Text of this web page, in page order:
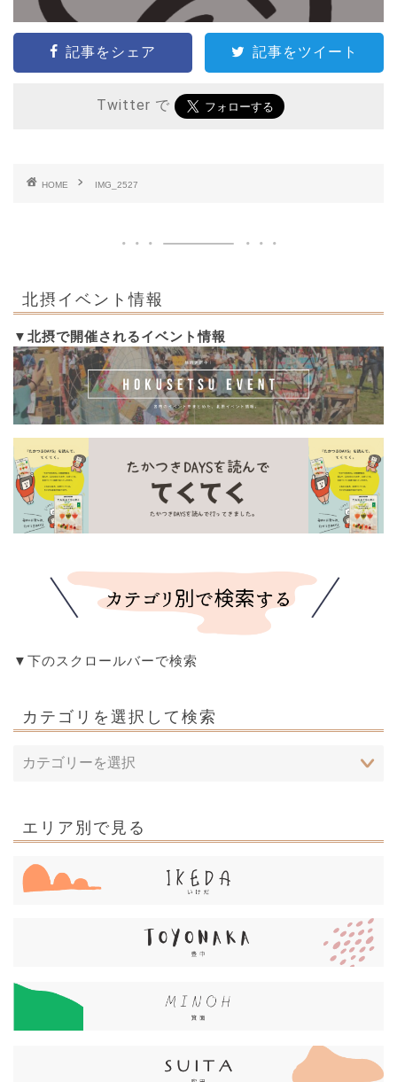
記事をシェア 記事をツイート
Twitter で
HOME IMG_2527
北摂イベント情報
▼北摂で開催されるイベント情報
▼下のスクロールバーで検索
カテゴリを選択して検索
エリア別で見る